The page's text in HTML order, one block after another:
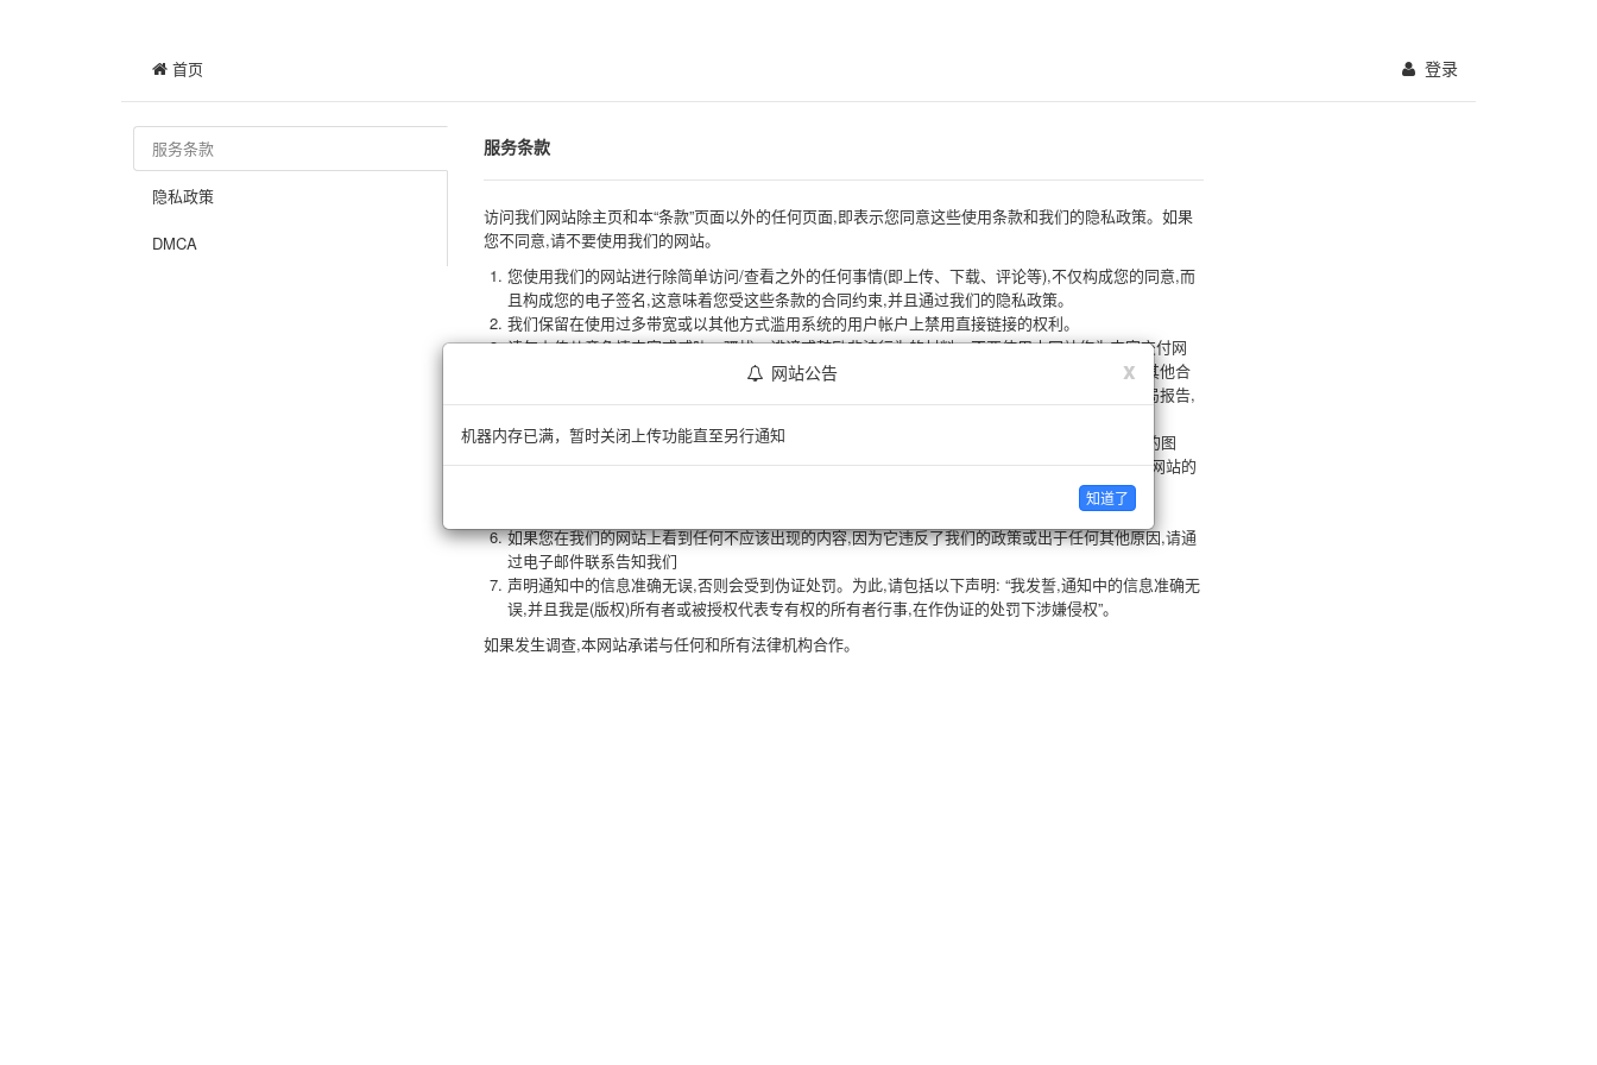
首页 登录
服务条款
隐私政策
DMCA
服务条款
访问我们网站除主页和本“条款”页面以外的任何页面,即表示您同意这些使用条款和我们的隐私政策。如果
您不同意,请不要使用我们的网站。
您使用我们的网站进行除简单访问/查看之外的任何事情(即上传、下载、评论等),不仅构成您的同意,而
且构成您的电子签名,这意味着您受这些条款的合同约束,并且通过我们的隐私政策。
我们保留在使用过多带宽或以其他方式滥用系统的用户帐户上禁用直接链接的权利。
请勿上传儿童色情内容或威胁、骚扰、诽谤或鼓励非法行为的材料。不要使用本网站作为内容交付网
络。如果你这样做(我们将成为法官),或者如果你做了任何违法的事情,除了我们可能拥有的任何其他合
法权利之外,我们将禁止你以及你从中盗链的网站,删除你的所有图片,报告如有必要,您可以向当局报告,
用户必须同意遵守适用于其所在地的所有法律,包括版权和商标法。不允许使用侵犯版权或商标的图
片。如果有人对您提出侵权索赔,您将被要求删除受版权保护的文件,直到问题得到解决。如果本网站的
如果您在我们的网站上看到任何不应该出现的内容,因为它违反了我们的政策或出于任何其他原因,请通
过电子邮件联系告知我们
声明通知中的信息准确无误,否则会受到伪证处罚。为此,请包括以下声明: “我发誓,通知中的信息准确无
误,并且我是(版权)所有者或被授权代表专有权的所有者行事,在作伪证的处罚下涉嫌侵权”。
如果发生调查,本网站承诺与任何和所有法律机构合作。
x
闭
网站公告
机器内存已满，暂时关闭上传功能直至另行通知
知道了